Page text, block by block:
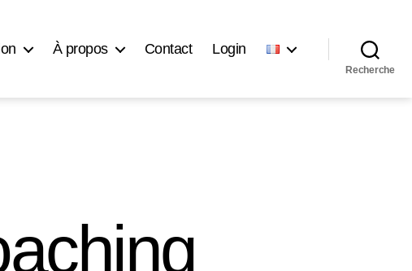
À propos Contact Login
Recherche